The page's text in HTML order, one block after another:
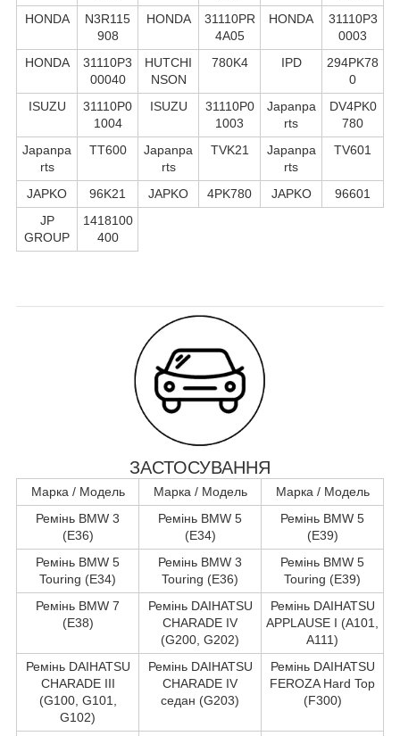
HONDA
N3R115
908
HONDA
31110PR
4A05
HONDA
31110P3
0003
HONDA
31110P3
00040
HUTCHI
NSON
780K4 IPD
294PK78
0
ISUZU
31110P0
1004
ISUZU
31110P0
1003
Japanpa
rts
DV4PK0
780
Japanpa
rts
TT600
Japanpa
rts
TVK21
Japanpa
rts
TV601
JAPKO 96K21 JAPKO 4PK780 JAPKO
96601
JP
GROUP
1418100
400
ЗАСТОСУВАННЯ
Марка / Модель Марка / Модель
Марка / Модель
Ремінь BMW 3
(E36)
Ремінь BMW 5
(E34)
Ремінь BMW 5
(E39)
Ремінь BMW 5
Touring (E34)
Ремінь BMW 3
Touring (E36)
Ремінь BMW 5
Touring (E39)
Ремінь BMW 7
(E38)
Ремінь DAIHATSU
CHARADE IV
(G200, G202)
Ремінь DAIHATSU
APPLAUSE I (A101,
A111)
Ремінь DAIHATSU
CHARADE III
(G100, G101,
G102)
Ремінь DAIHATSU
CHARADE IV
седан (G203)
Ремінь DAIHATSU
FEROZA Hard Top
(F300)